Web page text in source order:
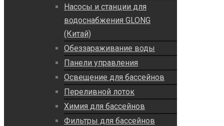
Насосы и станции для
водоснабжения GLONG
(Китай)
Обеззараживание воды
Панели управления
Освещение для бассейнов
Переливной лоток
Химия для бассейнов
Фильтры для бассейнов